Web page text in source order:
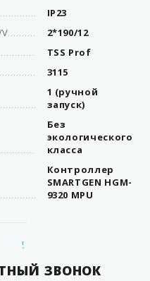
IP23
2*190/12
TSS Prof
3115
1 (ручной
запуск)
Без
экологического
класса
Контроллер
SMARTGEN HGM-
9320 MPU
ЗВОНОК